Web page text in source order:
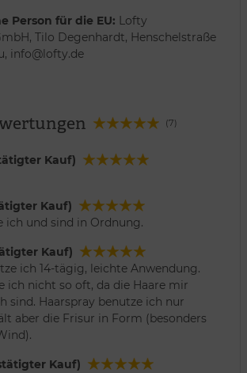
Person für die EU: Lofty
Tilo Degenhardt, Henschelstraße
info@lofty.de
(7)
Kauf)
Kauf)
ich und sind in Ordnung.
Kauf)
ich 14-tägig, leichte Anwendung.
ich nicht so oft, da die Haare mir
sind. Haarspray benutze ich nur
aber die Frisur in Form (besonders
Kauf)